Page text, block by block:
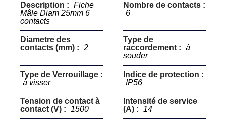
Description : Fiche
Mâle Diam 25mm 6
contacts
Nombre de contacts :
6
Diametre des
contacts (mm) : 2
Type de
raccordement : à
souder
Type de Verrouillage :
à visser
Indice de protection :
IP56
Tension de contact à
contact (V) :
1500
Intensité de service
(A) :
14